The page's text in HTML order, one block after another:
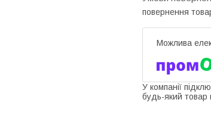
повернення
У компанії
будь-який товар